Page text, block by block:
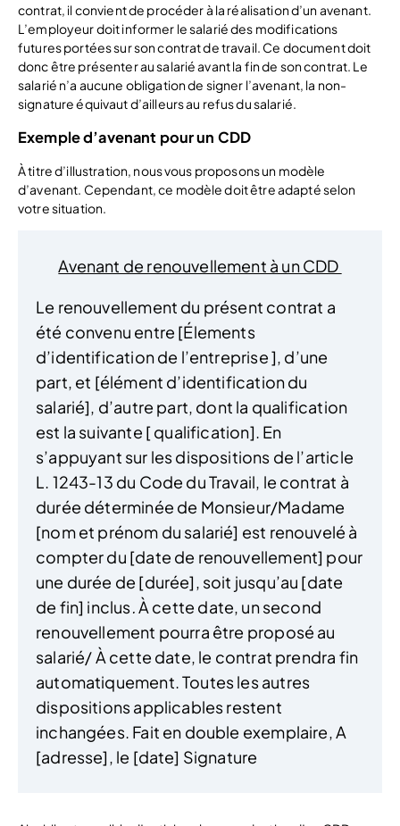
contrat, il convient de procéder à la réalisation d’un avenant.
L’employeur doit informer le salarié des modifications
futures portées sur son contrat de travail. Ce document doit
donc être présenter au salarié avant la fin de son contrat. Le
salarié n’a aucune obligation de signer l’avenant, la non-
signature équivaut d’ailleurs au refus du salarié.
Exemple d’avenant pour un CDD
À titre d’illustration, nous vous proposons un modèle
d’avenant. Cependant, ce modèle doit être adapté selon
votre situation.
Avenant de renouvellement à un CDD
Le renouvellement du présent contrat a
été convenu entre [Élements
d’identification de l’entreprise ], d’une
part, et [élément d’identification du
salarié], d’autre part, dont la qualification
est la suivante [ qualification]. En
s’appuyant sur les dispositions de l’article
L. 1243-13 du Code du Travail, le contrat à
durée déterminée de Monsieur/Madame
[nom et prénom du salarié] est renouvelé à
compter du [date de renouvellement] pour
une durée de [durée], soit jusqu’au [date
de fin] inclus.À cette date, un second
renouvellement pourra être proposé au
salarié/ À cette date, le contrat prendra fin
automatiquement. Toutes les autres
dispositions applicables restent
inchangées. Fait en double exemplaire, A
[adresse], le [date] Signature